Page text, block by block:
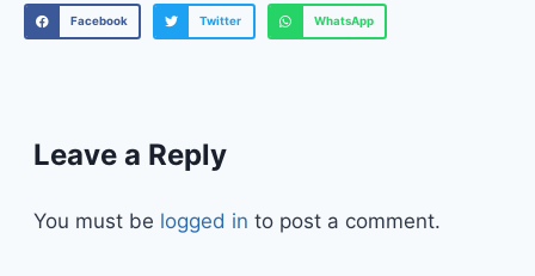
Facebook Twitter WhatsApp
Leave a Reply
You must be logged in to post a comment.